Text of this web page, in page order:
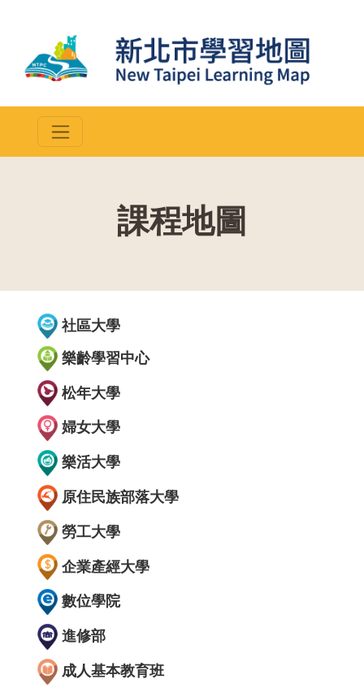
課程地圖
社區大學
樂齡學習中心
松年大學
婦女大學
樂活大學
原住民族部落大學
勞工大學
企業產經大學
數位學院
進修部
成人基本教育班